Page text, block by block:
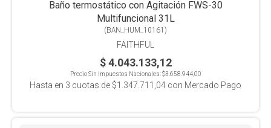
Baño termostático con Agitación FWS-30
Multifuncional 31L
(BAN_HUM_10161 )
FAITHFUL
$ 4.043.133,12
Precio Sin Impuestos Nacionales:$3.658.944,00
Hasta en 3 cuotas de $1.347.711,04 con Mercado Pago